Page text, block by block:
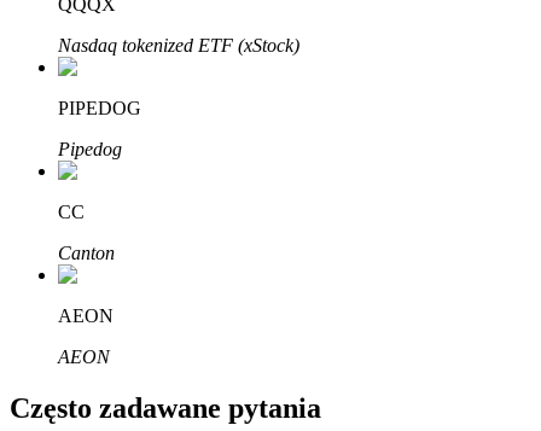
Bitruści Partnerzy
Afiliaci Bitrue
Aż do 65% prowizji!
QQQX
Nasdaq tokenized ETF (xStock)
PIPEDOG
Pipedog
CC
Canton
AEON
AEON
Często zadawane pytania